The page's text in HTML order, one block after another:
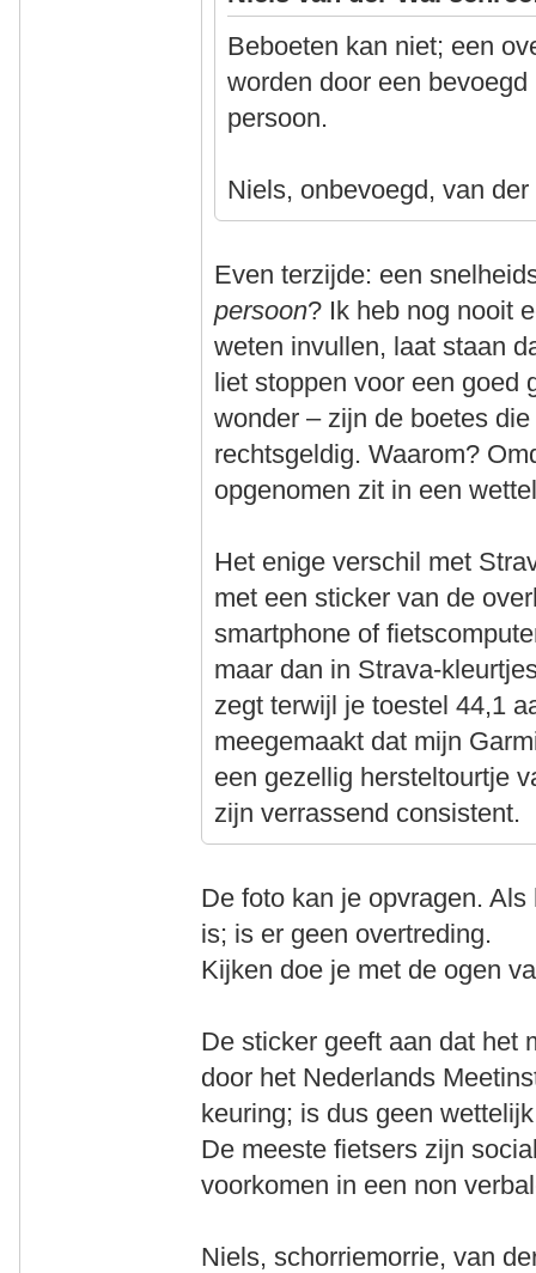
Beboeten kan niet; een
worden door een
persoon.
Niels, onbevoegd, van der
Even terzijde: een
persoon? Ik heb nog nooit
weten invullen, laat staan
liet stoppen voor een goed
wonder – zijn de boetes
rechtsgeldig. Waarom?
opgenomen zit in een
Het enige verschil met
met een sticker van de
smartphone of
maar dan in Strava-
zegt terwijl je toestel 44,1
meegemaakt dat mijn
een gezellig hersteltourtje
zijn verrassend consistent.
De foto kan je opvragen.
is; is er geen overtreding.
Kijken doe je met de ogen
De sticker geeft aan dat het
door het Nederlands
keuring; is dus geen
De meeste fietsers zijn
voorkomen in een non
Niels, schorriemorrie, van